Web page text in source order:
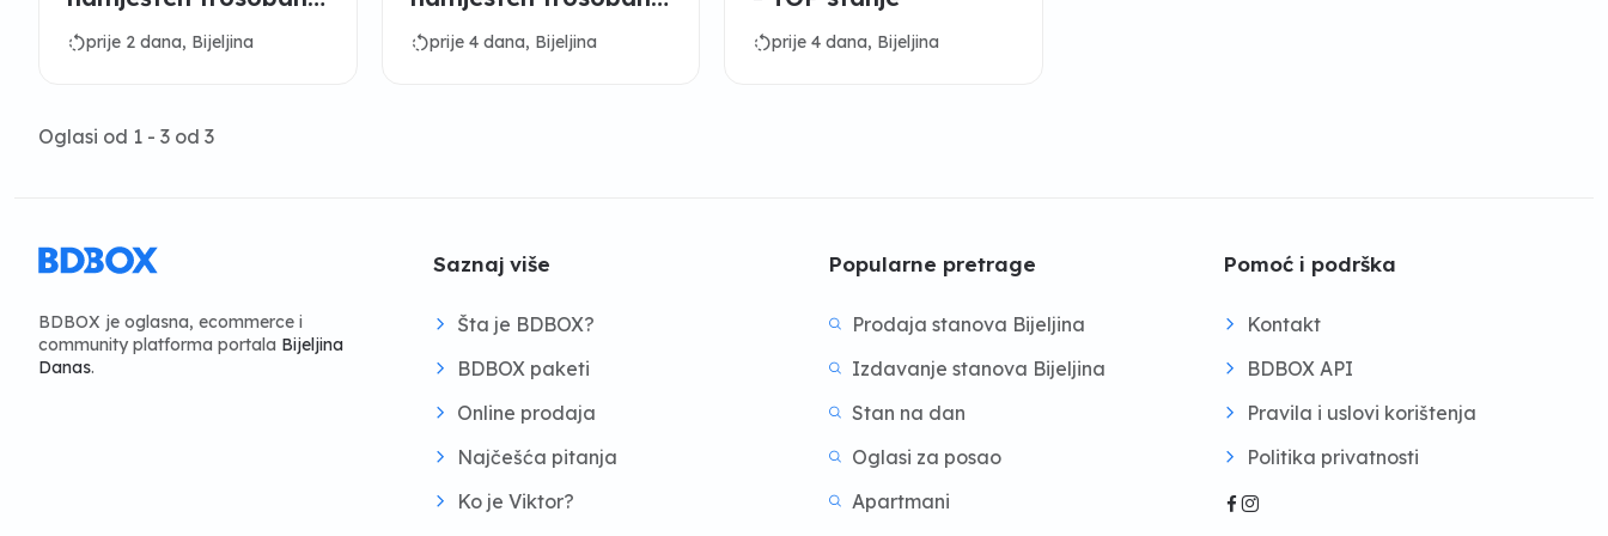
stan u bijeljini
rotate_leftprije 2 dana, Bijeljina
stan u bijeljini
rotate_leftprije 4 dana, Bijeljina rotate_leftprije 4 dana, Bijeljina
Oglasi od 1 - 3 od 3
BDBOX je oglasna, ecommerce i
community platforma portala Bijeljina
Danas.
Saznaj više
Šta je BDBOX?
BDBOX paketi
Online prodaja
Najčešća pitanja
Ko je Viktor?
Popularne pretrage
Prodaja stanova Bijeljina
Izdavanje stanova Bijeljina
Stan na dan
Oglasi za posao
Apartmani
Pomoć i podrška
Kontakt
BDBOX API
Pravila i uslovi korištenja
Politika privatnosti